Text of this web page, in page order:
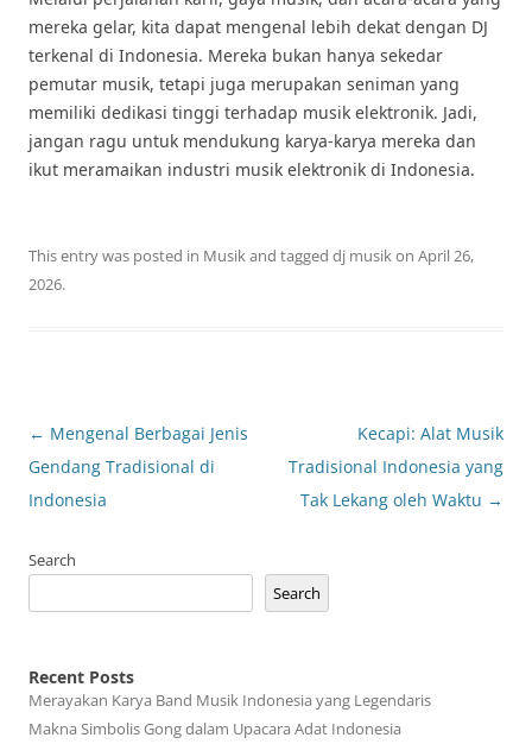
mereka gelar, kita dapat mengenal lebih dekat dengan DJ
terkenal di Indonesia. Mereka bukan hanya sekedar
pemutar musik, tetapi juga merupakan seniman yang
memiliki dedikasi tinggi terhadap musik elektronik. Jadi,
jangan ragu untuk mendukung karya-karya mereka dan
ikut meramaikan industri musik elektronik di Indonesia.
This entry was posted in Musikand tagged dj musikon April 26,
2026.
Post
navigation
← Mengenal Berbagai Jenis
Gendang Tradisional di
Indonesia
Kecapi: Alat Musik
Tradisional Indonesia yang
Tak Lekang oleh Waktu →
Search
Search
Recent Posts
Merayakan Karya Band Musik Indonesia yang Legendaris
Makna Simbolis Gong dalam Upacara Adat Indonesia